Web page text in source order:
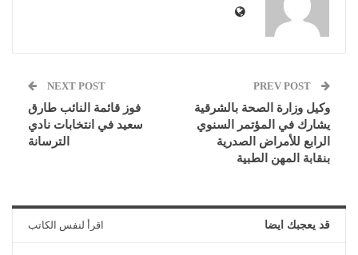
وكيل وزارة الصحة بالشرقية
يشارك في المؤتمر السنوي
الرابع للأمراض الصدرية
بنقابة المهن الطبية
NEXT POST
فوز قائمة النائب طارق
سعيد في انتخابات نادي
الترسانة
قد يعجبك ايضا اقرأ لنفس الكاتب